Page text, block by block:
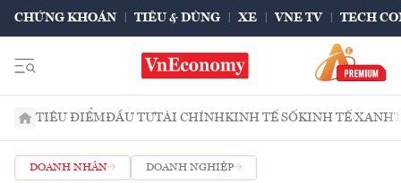
CHỨNG KHOÁN TIÊU & DÙNG XE VNE TV TECH
TIÊU ĐIỂMĐẦU TƯTÀI CHÍNHKINH TẾ SỐKINH TẾ XANH
DOANH NHÂN DOANH NGHIỆP